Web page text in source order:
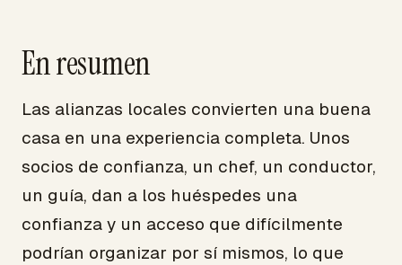
En resumen
Las alianzas locales convierten una buena
casa en una experiencia completa. Unos
socios de confianza, un chef, un conductor,
un guía, dan a los huéspedes una
confianza y un acceso que difícilmente
podrían organizar por sí mismos, lo que